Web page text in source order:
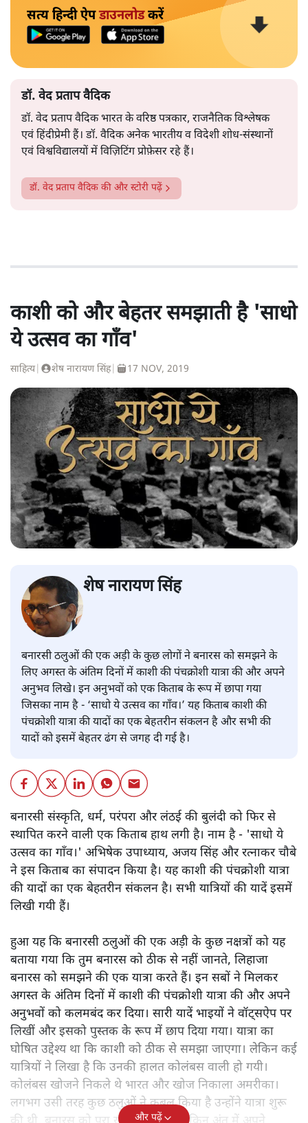
सत्य हिन्दी ऐपडाउनलोडकरें
डॉ. वेद प्रताप वैदिक
डॉ. वेद प्रताप वैदिक भारत के वरिष्ठ पत्रकार, राजनैतिक विश्लेषक
एवं हिंदीप्रेमी हैं। डॉ. वैदिक अनेक भारतीय व विदेशी शोध-संस्थानों
एवं विश्वविद्यालयों में विज़िटिंग प्रोफ़ेसर रहे हैं।
डॉ. वेद प्रताप वैदिक की और स्टोरी पढ़ें
काशी को और बेहतर समझाती है 'साधो
ये उत्सव का गाँव'
साहित्य| शेष नारायण सिंह| 17 NOV, 2019
शेष नारायण सिंह
बनारसी ठलुओं की एक अड़ी के कुछ लोगों ने बनारस को समझने के
लिए अगस्त के अंतिम दिनों में काशी की पंचक्रोशी यात्रा की और अपने
अनुभव लिखे। इन अनुभवों को एक किताब के रूप में छापा गया
जिसका नाम है - ‘साधो ये उत्सव का गाँव।’ यह किताब काशी की
पंचक्रोशी यात्रा की यादों का एक बेहतरीन संकलन है और सभी की
यादों को इसमें बेहतर ढंग से जगह दी गई है।
बनारसी संस्कृति, धर्म, परंपरा और लंठई की बुलंदी को फिर से
स्थापित करने वाली एक किताब हाथ लगी है। नाम है - 'साधो ये
उत्सव का गाँव।' अभिषेक उपाध्याय, अजय सिंह और रत्नाकर चौबे
ने इस किताब का संपादन किया है। यह काशी की पंचक्रोशी यात्रा
की यादों का एक बेहतरीन संकलन है। सभी यात्रियों की यादें इसमें
लिखी गयी हैं।
हुआ यह कि बनारसी ठलुओं की एक अड़ी के कुछ नक्षत्रों को यह
बताया गया कि तुम बनारस को ठीक से नहीं जानते, लिहाजा
बनारस को समझने की एक यात्रा करते हैं। इन सबों ने मिलकर
अगस्त के अंतिम दिनों में काशी की पंचक्रोशी यात्रा की और अपने
अनुभवों को कलमबंद कर दिया। सारी यादें भाइयों ने वॉट्सऐप पर
लिखीं और इसको पुस्तक के रूप में छाप दिया गया। यात्रा का
घोषित उद्देश्य था कि काशी को ठीक से समझा जाएगा। लेकिन कई
यात्रियों ने लिखा है कि उनकी हालत कोलंबस वाली हो गयी।
कोलंबस खोजने निकले थे भारत और खोज निकाला अमरीका।
लगभग उसी तरह कुछ ठलुओं ने कुबूल किया है उन्होंने यात्रा शुरू
और पढ़ें